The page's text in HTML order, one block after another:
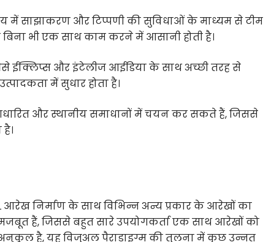
में साझाकरण और टिप्पणी की सुविधाओं के माध्यम से टीम
भी एक साथ काम करने में आसानी होती है।
ईक्लिप्स और इंटेलीज आईडिया के साथ अच्छी तरह से
में सुधार होता है।
और स्थानीय समाधानों में चयन कर सकते हैं, जिससे
निर्माण के साथ विभिन्न अन्य प्रकार के आरेखों का
हैं, जिससे बहुत सारे उपयोगकर्ता एक साथ आरेखों को
है, यह विजुअल पैराडाइग्म की तुलना में कुछ उन्नत